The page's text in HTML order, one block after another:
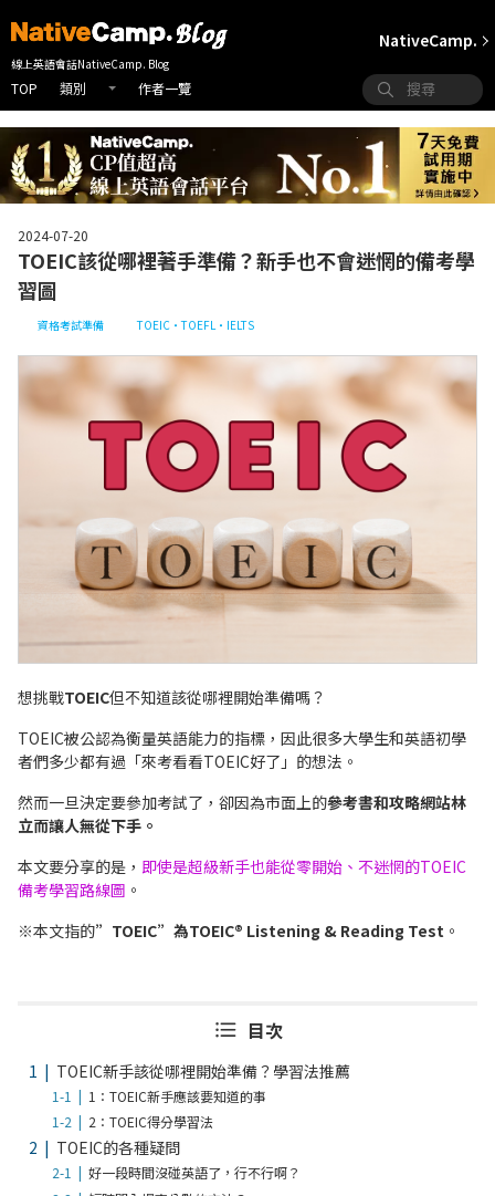
線上英語會話NativeCamp. Blog
TOP 類別 作者一覽
NativeCamp.
2024-07-20
TOEIC該從哪裡著手準備？新手也不會迷惘的備考學
習圖
資格考試準備 TOEIC・TOEFL・IELTS
想挑戰TOEIC但不知道該從哪裡開始準備嗎？
TOEIC被公認為衡量英語能力的指標，因此很多大學生和英語初學
者們多少都有過「來考看看TOEIC好了」的想法。
然而一旦決定要參加考試了，卻因為市面上的參考書和攻略網站林
立而讓人無從下手。
本文要分享的是， 即使是超級新手也能從零開始、不迷惘的TOEIC
備考學習路線圖 。
※本文指的”TOEIC”為TOEIC® Listening & Reading Test 。
目次
TOEIC新手該從哪裡開始準備？學習法推薦
1：TOEIC新手應該要知道的事
2：TOEIC得分學習法
TOEIC的各種疑問
好一段時間沒碰英語了，行不行啊？